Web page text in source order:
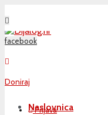
facebook
Doniraj
Prijava
Naslovnica